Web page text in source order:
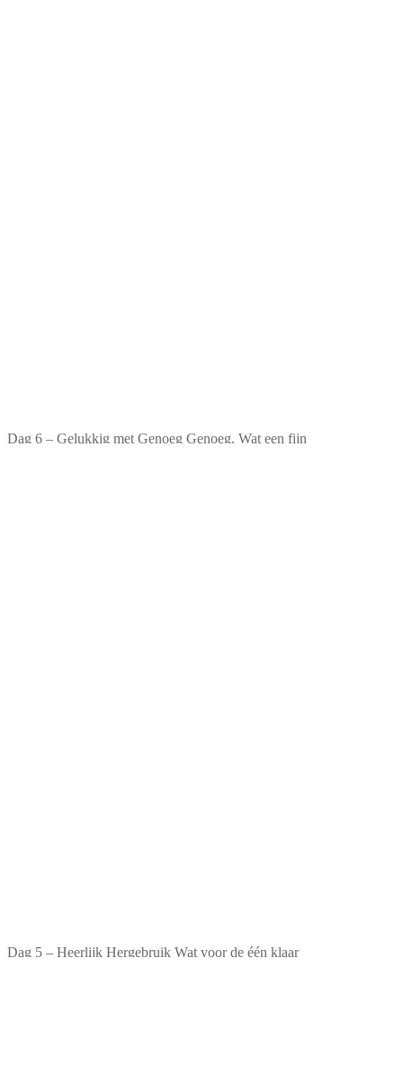
Dag 6 – Gelukkig met Genoeg Genoeg. Wat een fijn
Dag 5 – Heerlijk Hergebruik Wat voor de één klaar